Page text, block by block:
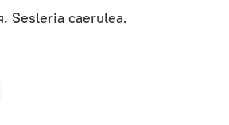
Sesleria caerulea.